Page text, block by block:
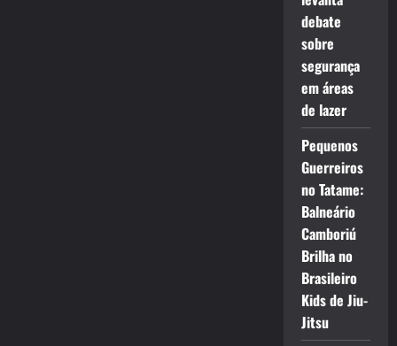
debate
sobre
segurança
em áreas
de lazer
Pequenos
Guerreiros
no Tatame:
Balneário
Camboriú
Brilha no
Brasileiro
Kids de Jiu-
Jitsu